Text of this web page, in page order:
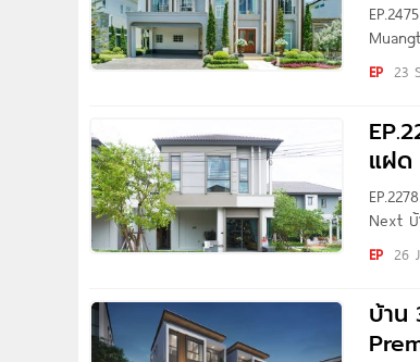
ติดถนน
สวัสดีเ
EP 23
แฝด
Next
เริ่ม
คุณผู้อ่า
EP 26
บ้าน